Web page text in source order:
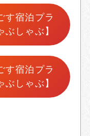
す宿泊プラ
しゃぶ】
す宿泊プラ
しゃぶ】